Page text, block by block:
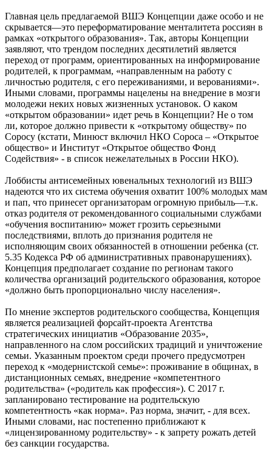
Главная цель предлагаемой ВШЭ Концепции даже особо и не
скрывается—это переформатирование менталитета россиян в
рамках «открытого образования». Так, авторы Концепции
заявляют, что трендом последних десятилетий является
переход от программ, ориентированных на информирование
родителей, к программам, «направленным на работу с
личностью родителя, с его переживаниями, и верованиями».
Иными словами, программы нацелены на внедрение в мозги
молодежи неких новых жизненных установок. О каком
«открытом образовании» идет речь в Концепции? Не о том
ли, которое должно привести к «открытому обществу» по
Соросу (кстати, Минюст включил НКО Сороса – «Открытое
общество» и Институт «Открытое общество Фонд
Содействия» - в список нежелательных в России НКО).
Лоббисты антисемейных ювенальных технологий из ВШЭ
надеются что их система обучения охватит 100% молодых мам
и пап, что принесет организаторам огромную прибыль—т.к.
отказ родителя от рекомендованного социальными службами
«обучения воспитанию» может грозить серьезными
последствиями, вплоть до признания родителя не
исполняющим своих обязанностей в отношении ребенка (ст.
5.35 Кодекса РФ об административных правонарушениях).
Концепция предполагает создание по регионам такого
количества организаций родительского образования, которое
«должно быть пропорционально числу населения».
По мнение экспертов родительского сообщества, Концепция
является реализацией форсайт-проекта Агентства
стратегических инициатив «Образование 2035»,
направленного на слом российских традиций и уничтожение
семьи. Указанным проектом среди прочего предусмотрен
переход к «модернистской семье»: проживание в общинах, в
дистанционных семьях, внедрение «компетентного
родительства» («родитель как профессия»). С 2017 г.
запланировано тестирование на родительскую
компетентность «как норма». Раз норма, значит, - для всех.
Иными словами, нас постепенно приближают к
«лицензированному родительству» - к запрету рожать детей
без санкции государства.